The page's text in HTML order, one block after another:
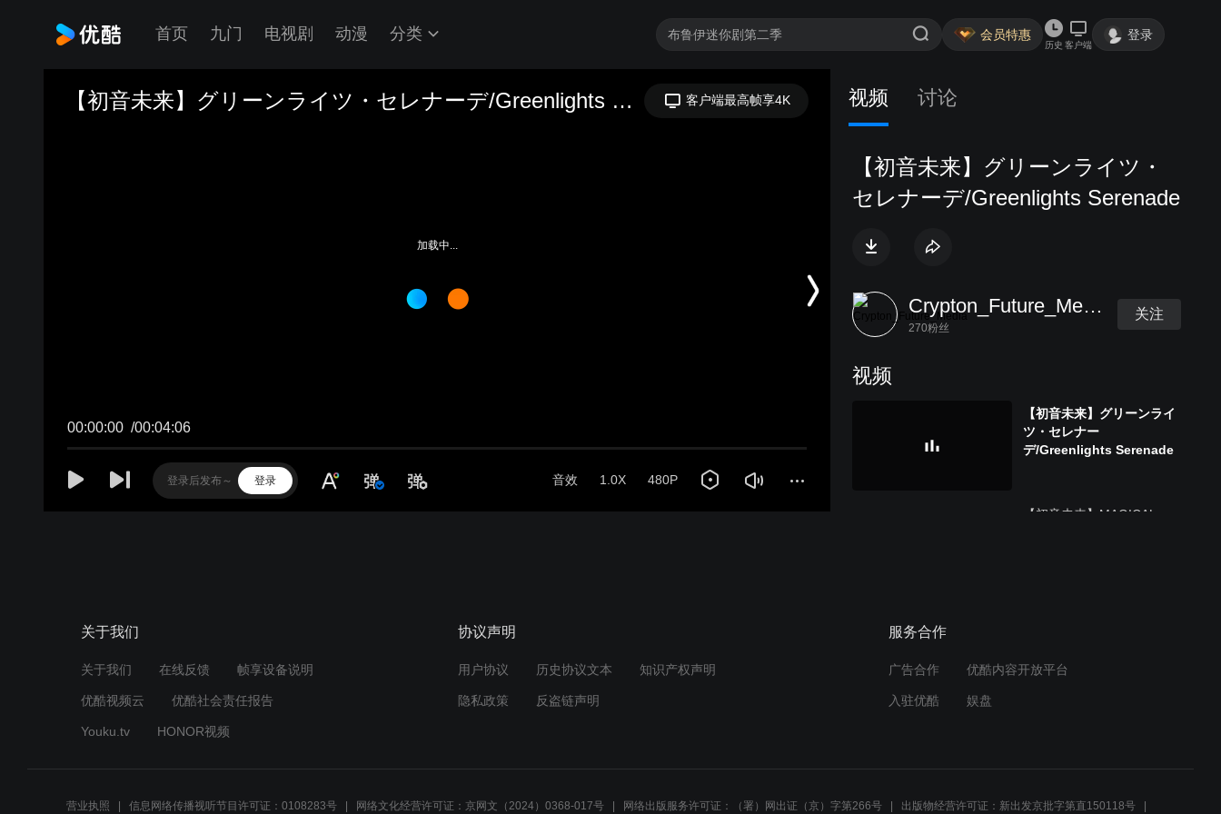
首页 九门 电视剧 动漫 分类 会员特惠
历史 客户端
登录
【初音未来】グリーンライツ・セレナーデ/Greenlights Serenade 客户端最高帧享4K
00:00:00 /00:04:06
登录 音效 1.0X 480P
加载中...
视频 讨论
【初音未来】グリーンライツ・
セレナーデ/Greenlights Serenade
Crypton_Future_Media
270粉丝
关注
视频
【初音未来】グリーンライ
ツ・セレナー
デ/Greenlights Serenade
【初音未来】MAGICAL
关于我们
关于我们 在线反馈 帧享设备说明
优酷视频云 优酷社会责任报告
Youku.tv HONOR视频
协议声明
用户协议 历史协议文本 知识产权声明
隐私政策 反盗链声明
服务合作
广告合作 优酷内容开放平台
入驻优酷 娱盘
营业执照 信息网络传播视听节目许可证：0108283号 网络文化经营许可证：京网文（2024）0368-017号 网络出版服务许可证：（署）网出证（京）字第266号 出版物经营许可证：新出发京批字第直150118号